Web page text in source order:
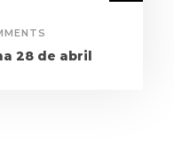
28 de abril